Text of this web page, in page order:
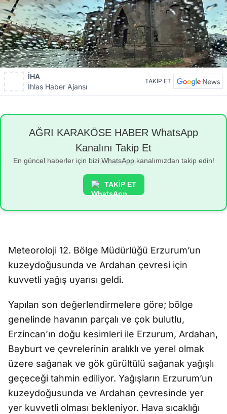
İHA
İhlas Haber Ajansı
TAKİP ET
AĞRI KARAKÖSE HABER WhatsApp
Kanalını Takip Et
En güncel haberler için bizi WhatsApp kanalımızdan takip edin!
TAKİP ET
Meteoroloji 12. Bölge Müdürlüğü Erzurum’un
kuzeydoğusunda ve Ardahan çevresi için
kuvvetli yağış uyarısı geldi.
Yapılan son değerlendirmelere göre; bölge
genelinde havanın parçalı ve çok bulutlu,
Erzincan’ın doğu kesimleri ile Erzurum, Ardahan,
Bayburt ve çevrelerinin aralıklı ve yerel olmak
üzere sağanak ve gök gürültülü sağanak yağışlı
geçeceği tahmin ediliyor. Yağışların Erzurum’un
kuzeydoğusunda ve Ardahan çevresinde yer
yer kuvvetli olması bekleniyor. Hava sıcaklığı